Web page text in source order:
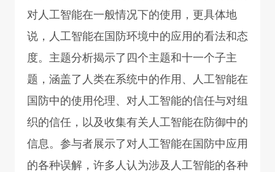
对人工智能在一般情况下的使用，更具体地
说，人工智能在国防环境中的应用的看法和态
度。主题分析揭示了四个主题和十一个子主
题，涵盖了人类在系统中的作用、人工智能在
国防中的使用伦理、对人工智能的信任与对组
织的信任，以及收集有关人工智能在防御中的
信息。参与者展示了对人工智能在国防中应用
的各种误解，许多人认为涉及人工智能的各种